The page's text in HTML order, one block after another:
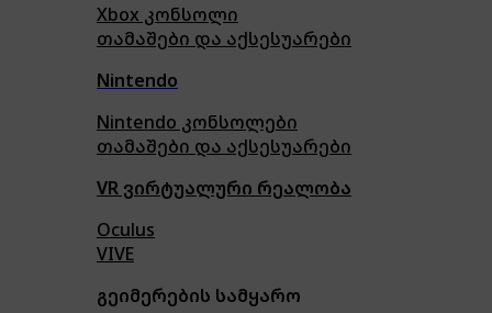
Xbox კონსოლი
თამაშები და აქსესუარები
Nintendo
Nintendo კონსოლები
თამაშები და აქსესუარები
VR ვირტუალური რეალობა
Oculus
VIVE
გეიმერების სამყარო